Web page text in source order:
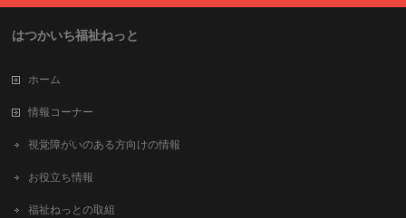
はつかいち福祉ねっと
ホーム
情報コーナー
視覚障がいのある方向けの情報
お役立ち情報
福祉ねっとの取組